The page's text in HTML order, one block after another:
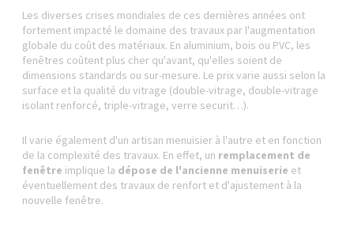
Les diverses crises mondiales de ces dernières années ont
fortement impacté le domaine des travaux par l'augmentation
globale du coût des matériaux. En aluminium, bois ou PVC, les
fenêtres coûtent plus cher qu'avant, qu'elles soient de
dimensions standards ou sur-mesure. Le prix varie aussi selon la
surface et la qualité du vitrage (double-vitrage, double-vitrage
isolant renforcé, triple-vitrage, verre securit…).
Il varie également d'un artisan menuisier à l'autre et en fonction
de la complexité des travaux. En effet, un remplacement de
fenêtre implique la dépose de l'ancienne menuiserie et
éventuellement des travaux de renfort et d'ajustement à la
nouvelle fenêtre.